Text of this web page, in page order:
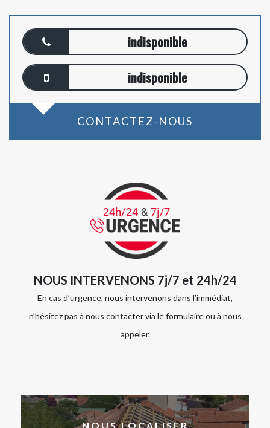
indisponible
indisponible
CONTACTEZ-NOUS
NOUS INTERVENONS 7j/7 et 24h/24
En cas d’urgence, nous intervenons dans l’immédiat,
n’hésitez pas à nous contacter via le formulaire ou à nous
appeler.
NOUS LOCALISER